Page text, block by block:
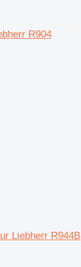
R904
Liebherr R944B